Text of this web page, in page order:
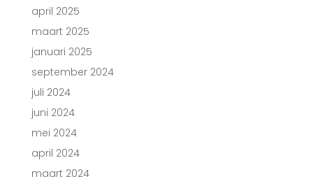
april 2025
maart 2025
januari 2025
september 2024
juli 2024
juni 2024
mei 2024
april 2024
maart 2024